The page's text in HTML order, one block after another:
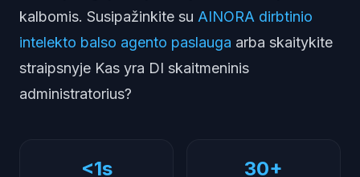
kalbomis. Susipažinkite su AINORA dirbtinio
intelekto balso agento paslauga arba skaitykite
straipsnyje Kas yra DI skaitmeninis
administratorius?
<1s 30+